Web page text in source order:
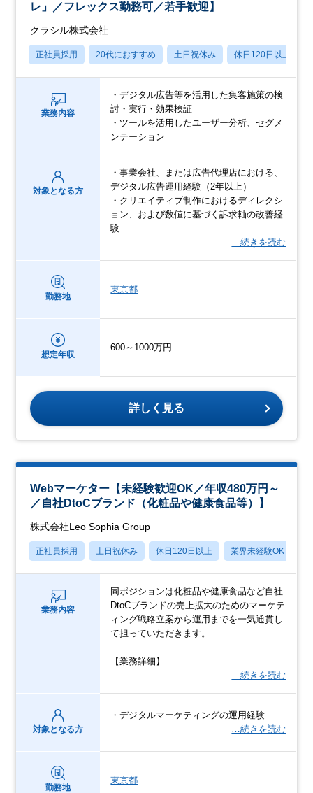
レ」／フレックス勤務可／若手歓迎】
クラシル株式会社
正社員採用 20代におすすめ 土日祝休み 休日120日以上
業務内容
・デジタル広告等を活用した集客施策の検
討・実行・効果検証
・ツールを活用したユーザー分析、セグメ
ンテーション
対象となる方
・事業会社、または広告代理店における、
デジタル広告運用経験（2年以上）
・クリエイティブ制作におけるディレクシ
ョン、および数値に基づく訴求軸の改善経
験
…続きを読む
勤務地
東京都
想定年収
600～1000万円
詳しく見る
Webマーケター【未経験歓迎OK／年収480万円～
／自社DtoCブランド（化粧品や健康食品等）】
株式会社Leo Sophia Group
正社員採用 土日祝休み 休日120日以上 業界未経験OK
業務内容
同ポジションは化粧品や健康食品など自社
DtoCブランドの売上拡大のためのマーケテ
ィング戦略立案から運用までを一気通貫し
て担っていただきます。
【業務詳細】
…続きを読む
対象となる方
・デジタルマーケティングの運用経験
…続きを読む
勤務地
東京都